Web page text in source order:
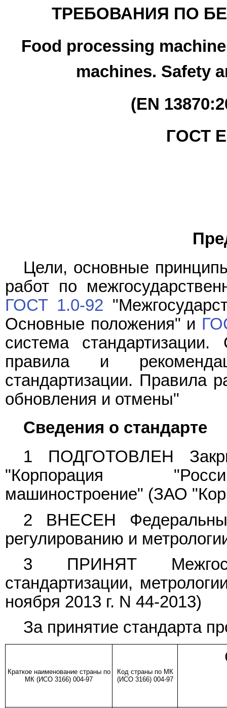
ТРЕБОВАНИЯ ПО
Food processing
machines. Safety
(EN
ГОСТ
Цели, основные
работ по
ГОСТ 1.0-92
Основные положения" и
система стандартизации.
правила и
стандартизации. Правила
обновления и отмены"
Сведения о стандарте
1 ПОДГОТОВЛЕН
"Корпорация
машиностроение" (ЗАО
2 ВНЕСЕН
регулированию и
3 ПРИНЯТ
стандартизации,
ноября 2013 г. N 44-2013)
За принятие стандарта
Краткое наименование страны по
МК (ИСО 3166) 004-97
Код страны по МК
(ИСО 3166) 004-97